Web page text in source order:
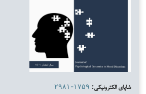
شاپای الکترونیکی: ۲۹۸۱-۱۷۵۹